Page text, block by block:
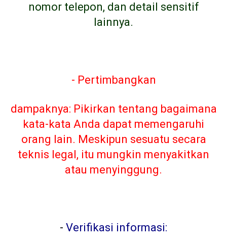
nomor telepon, dan detail sensitif
lainnya.
- Pertimbangkan
dampaknya: Pikirkan tentang bagaimana
kata-kata Anda dapat memengaruhi
orang lain. Meskipun sesuatu secara
teknis legal, itu mungkin menyakitkan
atau menyinggung.
- Verifikasi informasi: